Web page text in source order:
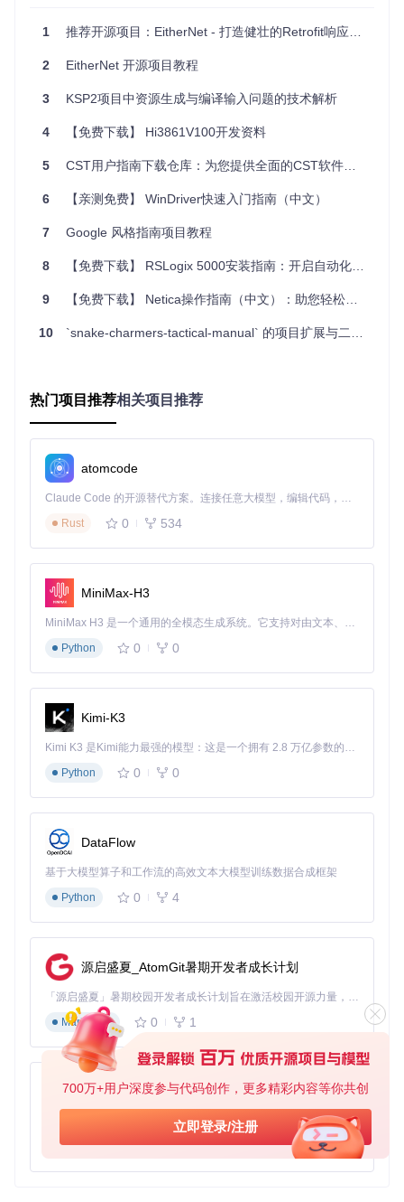
700万+用户深度参与代码创作，更多精彩内容等你共创
立即登录/注册
function fetchUser (userId) {
        .
map ( response => response.
error => ({ error: `Failed to fetch user:
data =>
data
        );
fetchUser(1
then ( user => . log "User:"
, user))
    .
catch(err => console.error
你优雅地处理成功和失败的情况。
应用案例和最佳实践
在实际开发中，EitherNet特别适用于以下场景：
件到网络请求流程中。
代码解耦：通过将网络请求逻辑抽象化，使得业务逻辑更为
纯净。
最佳实践包括始终使用
的可读性。
典型生态项目
虽然EitherNet本身是一个专注于网络请求处理的库，但其理念
和模式与更广泛的FP（函数式编程）社区相融合。例如，结合
Redux或者MobX这样的状态管理库，可以帮助构建响应式的
应用，其中EitherNet处理的数据流动更加明确和可控。另外，
在微服务架构中，EitherNet可以作为服务间通信的错误处理标
请注意，具体生态系统中的整合实例可能会根据技术栈的不同
而变化，开发者应参考各自库的文档以找到最佳集成方式。
以上就是EitherNet的基础使用指南，希望对您的开发工作有所
帮助。记得在实践中探索更多的用法和技巧，提升您的软件质
EitherNet
1 推荐开源项目：EitherNet - 打造健壮的Retrofit响应处理新范式
2 EitherNet 开源项目教程
3 KSP2项目中资源生成与编译输入问题的技术解析
4 【免费下载】 Hi3861V100开发资料
5 CST用户指南下载仓库：为您提供全面的CST软件学习资源
6 【亲测免费】 WinDriver快速入门指南（中文）
7 Google 风格指南项目教程
8 【免费下载】 RSLogix 5000安装指南：开启自动化编程之旅
9 【免费下载】 Netica操作指南（中文）：助您轻松掌握贝叶斯网络工具
10 `snake-charmers-tactical-manual` 的项目扩展与二次开发
热门项目推荐相关项目推荐
atomcode
Claude Code 的开源替代方案。连接任意大模型，编辑代码，运行命令，自动验证 — 全自动执行。用 Rust 构建，极致性能。 ｜ An open-source alternative to Claude Code. Connect any LLM, edit code, run commands, and verify changes — autonomously. Built in Rust for speed. Get Started
Rust
0 534
MiniMax-H3
MiniMax H3 是一个通用的全模态生成系统。它支持对由文本、图像、视频和音频组成的多模态上下文进行统一理解，并能生成分辨率高达 2K、时长可达 15 秒的带原生立体声音频的视频。得益于面向任务泛化的系统设计，H3 在预训练阶段就已具备广泛的多模态上下文理解与生成能力，能够出色地执行复杂的多模态指令。
Python
0 0
Kimi-K3
Kimi K3 是Kimi能力最强的模型：这是一个拥有 2.8 万亿参数的混合专家（MoE）模型，具备原生视觉理解能力，并支持 100 万 token 的上下文窗口。
Python
0 0
DataFlow
基于大模型算子和工作流的高效文本大模型训练数据合成框架
Python
0 4
源启盛夏_AtomGit暑期开发者成长计划
「源启盛夏」暑期校园开发者成长计划旨在激活校园开源力量，通过积分激励、认证扶持、资源倾斜等形式，引导高校组织和开发者完成「入驻 — 建项目 — 做贡献 — 获认证 — 得资源」的完整闭环。无论你是想带领社团入驻平台的组织者，还是希望用代码贡献证明自己的开发者，都能在这里找到属于你的成长路径。
Markdown
0 1
py-xiaozhi
基于Python的Xiaozhi AI，适用于想要完整Xiaozhi体验而无需拥有专用硬件的用户。
Python
0 1